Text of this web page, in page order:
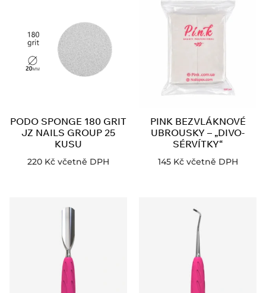
PODO SPONGE 180 GRIT
JZ NAILS GROUP 25
KUSU
220 Kč včetně DPH
PINK BEZVLÁKNOVÉ
UBROUSKY – „DIVO-
SÉRVÍTKY“
145 Kč včetně DPH